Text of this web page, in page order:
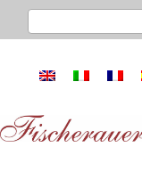
Inhalt